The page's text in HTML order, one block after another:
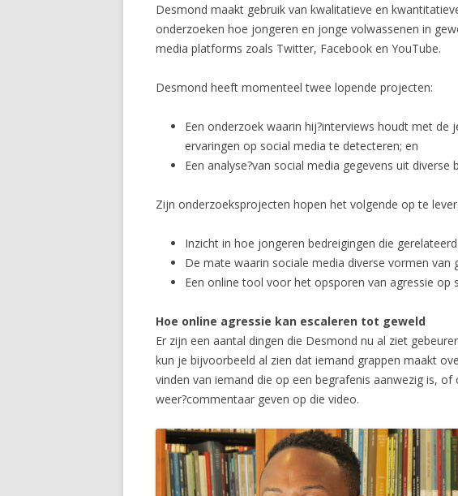
Desmond maakt gebruik van kwalitatieve en
onderzoeken hoe jongeren en jonge volwassenen in
media platforms zoals Twitter, Facebook en YouTube.
Desmond heeft momenteel twee lopende projecten:
Een onderzoek waarin hij?interviews houdt met
ervaringen op social media te detecteren; en
Een analyse?van social media gegevens uit
Zijn onderzoeksprojecten hopen het volgende op te
Inzicht in hoe jongeren bedreigingen die
De mate waarin sociale media diverse vormen
Een online tool voor het opsporen van agressie
Hoe online agressie kan escaleren tot geweld
Er zijn een aantal dingen die Desmond nu al ziet
kun je bijvoorbeeld al zien dat iemand grappen maakt
vinden van iemand die op een begrafenis aanwezig is,
weer?commentaar geven op die video.